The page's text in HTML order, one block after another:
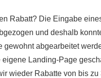
Rabatt? Die Eingabe
und deshalb
gewohnt abgearbeitet
Landing-Page
wieder Rabatte von bis zu